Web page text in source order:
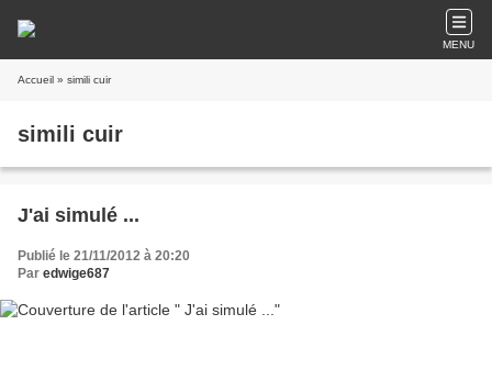
MENU
Accueil » simili cuir
simili cuir
J'ai simulé ...
Publié le 21/11/2012 à 20:20
Par edwige687